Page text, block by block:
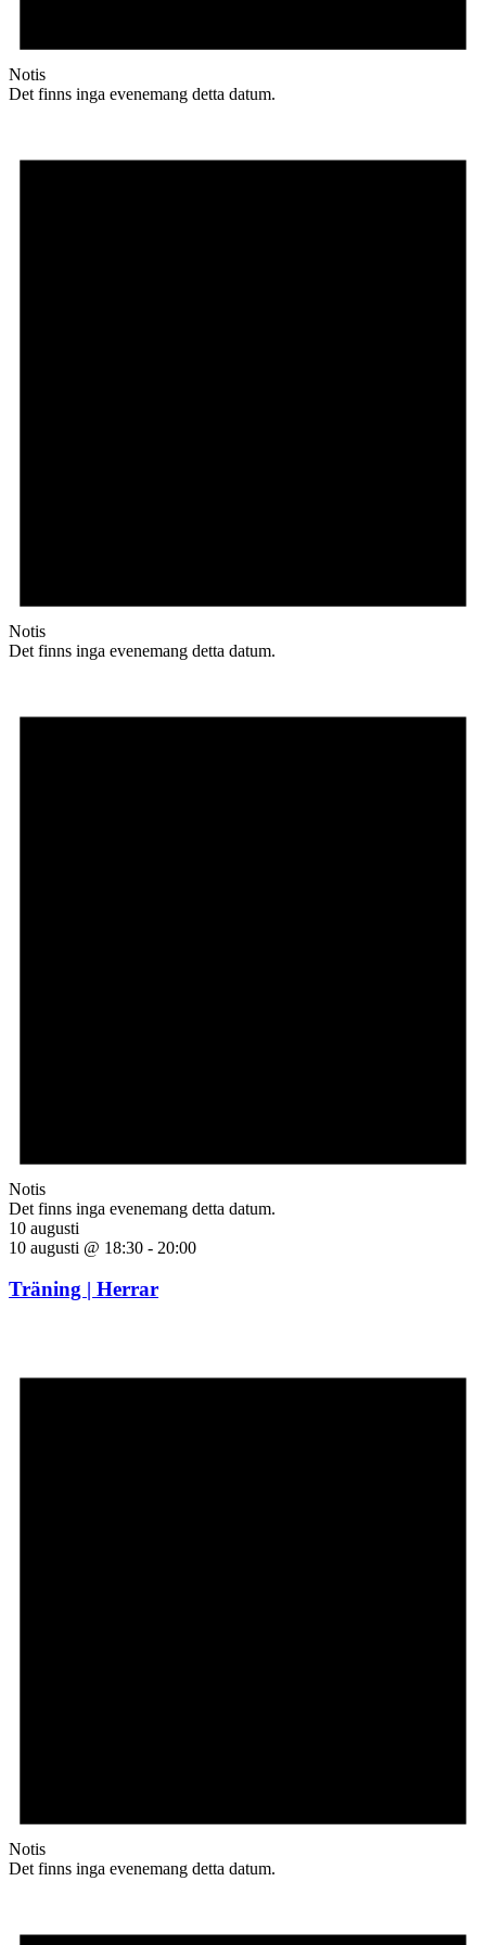
Notis
Det finns inga evenemang detta datum.
Notis
Det finns inga evenemang detta datum.
Notis
Det finns inga evenemang detta datum.
10 augusti
10 augusti @ 18:30 - 20:00
Träning | Herrar
Notis
Det finns inga evenemang detta datum.